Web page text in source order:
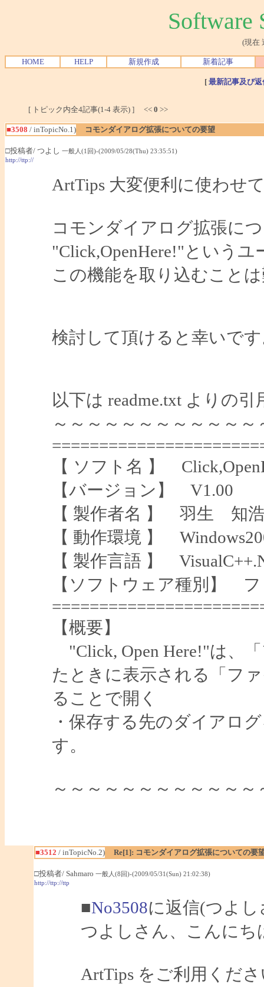
Software
(現在
HOME HELP 新規作成 新着記事
[ 最新記事及び
[ トピック内全4記事(1-4 表示) ] << 0 >>
■3508 / inTopicNo.1) コモンダイアログ拡張についての要望
□投稿者/ つよし 一般人(1回)-(2009/05/28(Thu) 23:35:51)
http://ttp://
ArtTips 大変便利に使わせ
コモンダイアログ拡張に
"Click,OpenHere!"という
この機能を取り込むこと
検討して頂けると幸いで
以下は readme.txt よりの引
～～～～～～～～～～～
【 ソフト名 】
【バージョン】 V1.00
【 製作者名 】 羽生 知浩
【 動作環境 】
【 製作言語 】
【ソフトウェア種別】
【概要】
"Click, Open Here!"は、
たときに表示される「フ
ることで開く
・保存する先のダイアロ
す。
～～～～～～～～～～～
■3512 / inTopicNo.2) Re[1]: コモンダイアログ拡張についての要
□投稿者/ Sahmaro 一般人(8回)-(2009/05/31(Sun) 21:02:38)
http://ttp://ttp
■No3508に返信(つよ
つよしさん、こんにち
ArtTips をご利用くだ